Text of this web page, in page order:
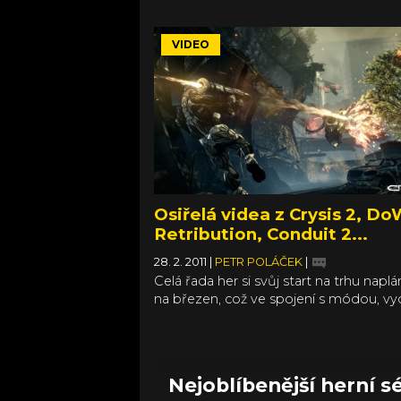
států a Peloponéských válek. Na
se můžete podívat v článku.
VIDEO
Osiřelá videa z Crysis 2,
Retribution, Conduit 2...
28. 2. 2011 PETR POLÁČEK
Celá řada her si svůj start na trhu
na březen, což ve spojení s módou,
které jste z nich viděli - spíše
Nejoblíbenější herní